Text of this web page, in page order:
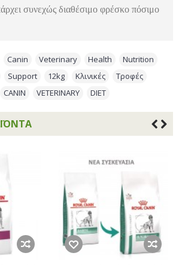
συνεχώς διαθέσιμο φρέσκο πόσιμο
Canin Veterinary Health Nutrition
Support 12kg Κλινικές Τροφές
CANIN VETERINARY DIET